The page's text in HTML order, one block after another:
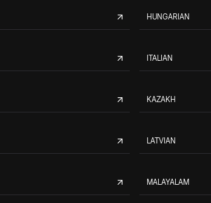
HUNGARIAN
ITALIAN
KAZAKH
LATVIAN
MALAYALAM